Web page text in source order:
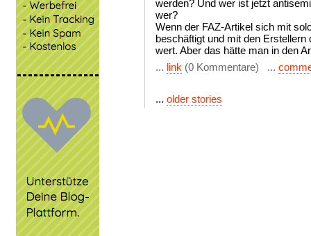
werden? Und wer ist jetzt
wer?
Wenn der FAZ-Artikel sich mit
beschäftigt und mit den
wert. Aber das hätte man in den
... link (0 Kommentare) ...
... older stories